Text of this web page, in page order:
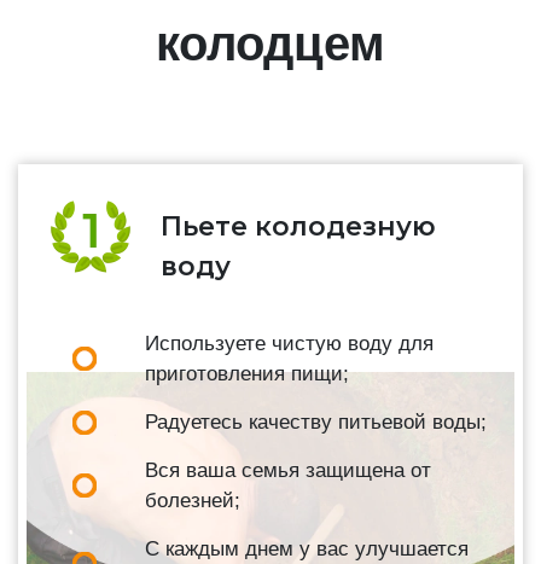
колодцем
Пьете колодезную
воду
Используете чистую воду для
приготовления пищи;
Радуетесь качеству питьевой воды;
Вся ваша семья защищена от
болезней;
С каждым днем у вас улучшается